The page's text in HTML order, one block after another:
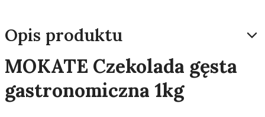
Opis produktu
MOKATE Czekolada gęsta
gastronomiczna 1kg